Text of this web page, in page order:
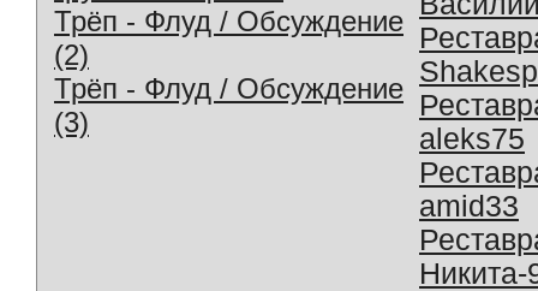
Трёп - Флуд / Обсуждение
(2)
Трёп - Флуд / Обсуждение
(3)
aleks75
amid33
Никита-